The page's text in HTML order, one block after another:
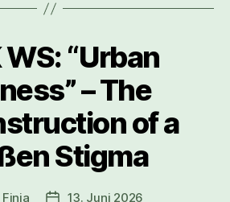
WS: “Urban
– The
of a
Stigma
Finja Veröffentlichungsdatum
13. Juni 2026